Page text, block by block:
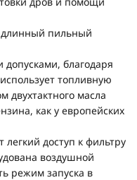
длинный пильный
благодаря
топливную
двухтактного масла
как у европейских
доступ к фильтру
воздушной
режим запуска в